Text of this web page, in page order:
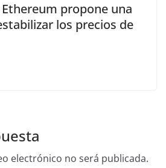
propone una
los precios de
electrónico no será publicada.